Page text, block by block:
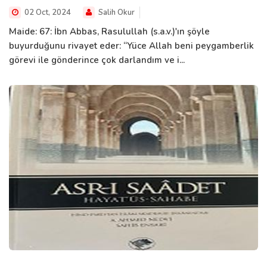
02 Oct, 2024 Salih Okur
Maide: 67: İbn Abbas, Rasulullah (s.a.v.)'ın şöyle
buyurduğunu rivayet eder: “Yüce Allah beni peygamberlik
görevi ile gönderince çok darlandım ve i...